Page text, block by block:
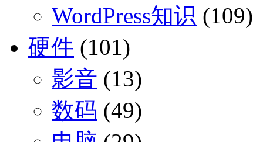
WordPress知识 (109)
硬件 (101)
影音 (13)
数码 (49)